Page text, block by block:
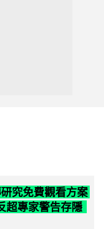
究免費觀看方案
超專家警告存隱